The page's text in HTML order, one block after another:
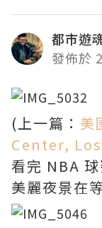
都市遊
發佈於
(上一篇： 美
Center,
看完 NBA
美麗夜景在